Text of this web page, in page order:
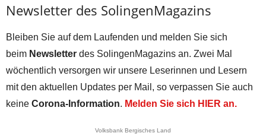
Newsletter des SolingenMagazins
Bleiben Sie auf dem Laufenden und melden Sie sich
beim Newsletter des SolingenMagazins an. Zwei Mal
wöchentlich versorgen wir unsere Leserinnen und Lesern
mit den aktuellen Updates per Mail, so verpassen Sie auch
keine Corona-Information. Melden Sie sich HIER an.
Volksbank Bergisches Land